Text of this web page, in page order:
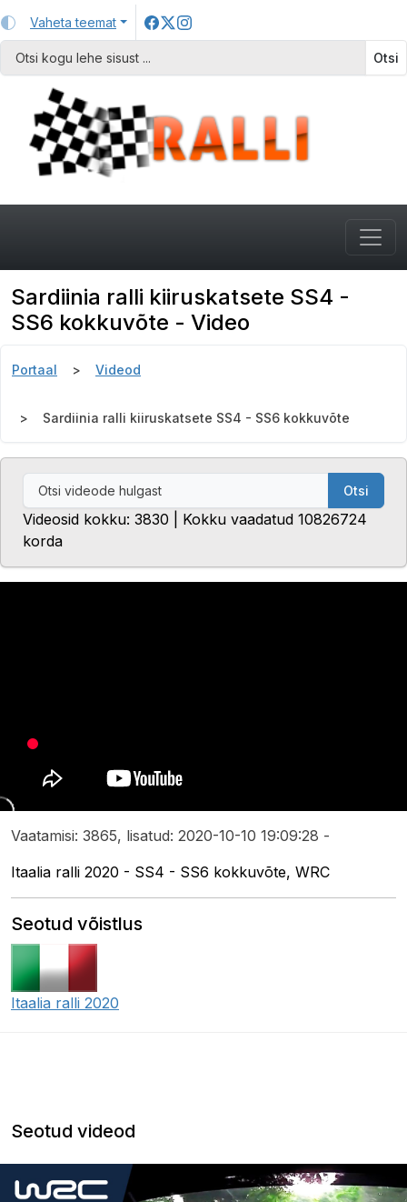
Vaheta teemat
Otsi
Sardiinia ralli kiiruskatsete SS4 -
SS6 kokkuvõte - Video
Portaal Videod
Sardiinia ralli kiiruskatsete SS4 - SS6 kokkuvõte
Otsi
Videosid kokku: 3830 | Kokku vaadatud 10826724
korda
Vaatamisi: 3865, lisatud: 2020-10-10 19:09:28 -
Itaalia ralli 2020 - SS4 - SS6 kokkuvõte, WRC
Seotud võistlus
Itaalia ralli 2020
Seotud videod